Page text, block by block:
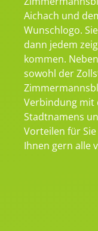
Aichach und
Wunschlogo.
dann jedem
kommen.
sowohl der
Verbindung mit
Stadtnamens
Vorteilen für
Ihnen gern alle